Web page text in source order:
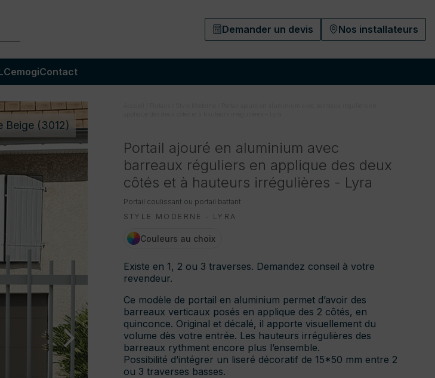
Demander un devis Nos installateurs
CemogiContact
Beige (3012)
Portail ajouré en aluminium avec
barreaux réguliers en applique des deux
côtés et à hauteurs irrégulières - Lyra
Portail coulissant ou portail battant
STYLE MODERNE - LYRA
Couleurs au choix
Existe en 1, 2 ou 3 traverses. Demandez conseil à votre
revendeur.
Ce modèle de portail en aluminium permet d’avoir des
barreaux verticaux posés en applique des 2 côtés, en
quinconce. Original et décalé, il apporte visuellement du
volume dès votre entrée. Les hauteurs irrégulières des
barreaux rythment encore plus l’ensemble.
Possibilité d’intégrer un liseré décoratif de 15*50 mm entre 2
ou 3 traverses basses.